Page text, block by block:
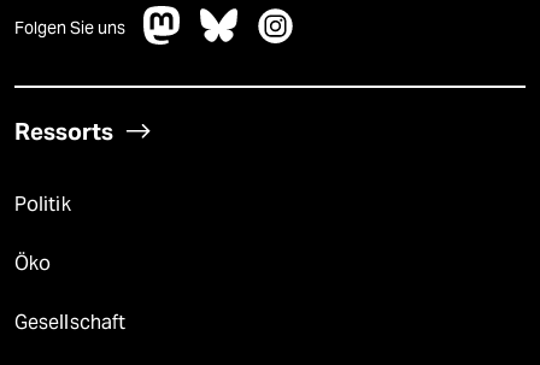
Folgen Sie uns
Ressorts
Politik
Öko
Gesellschaft